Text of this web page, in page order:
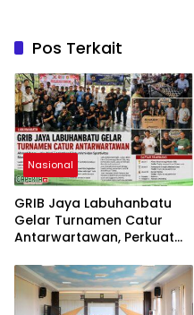
Pos Terkait
Nasional
GRIB Jaya Labuhanbatu
Gelar Turnamen Catur
Antarwartawan, Perkuat